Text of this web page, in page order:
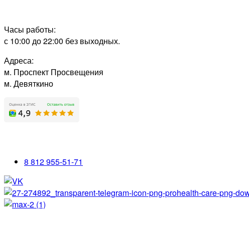
Часы работы:
с 10:00 до 22:00 без выходных.
Адреса:
м. Проспект Просвещения
м. Девяткино
8 812 955-51-71